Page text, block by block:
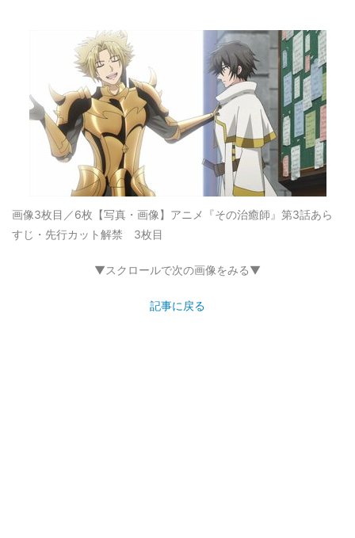
画像3枚目／6枚 【写真・画像】アニメ『その治癒師』第3話あら
すじ・先行カット解禁 3枚目
▼スクロールで次の画像をみる▼
記事に戻る